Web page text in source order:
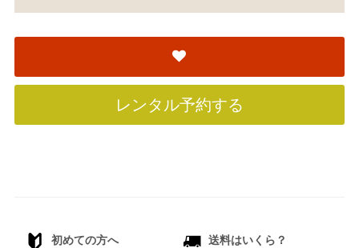
レンタル予約する
初めての方へ 送料はいくら？